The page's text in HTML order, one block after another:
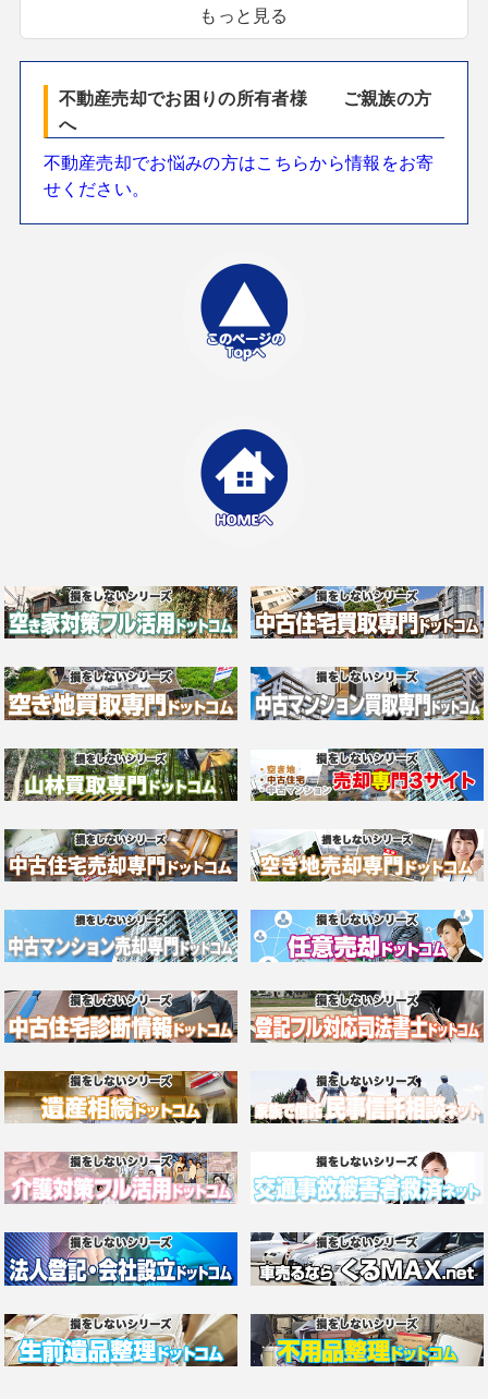
もっと見る
不動産売却でお困りの所有者様 ご親族の方
へ
不動産売却でお悩みの方はこちらから情報をお寄
せください。